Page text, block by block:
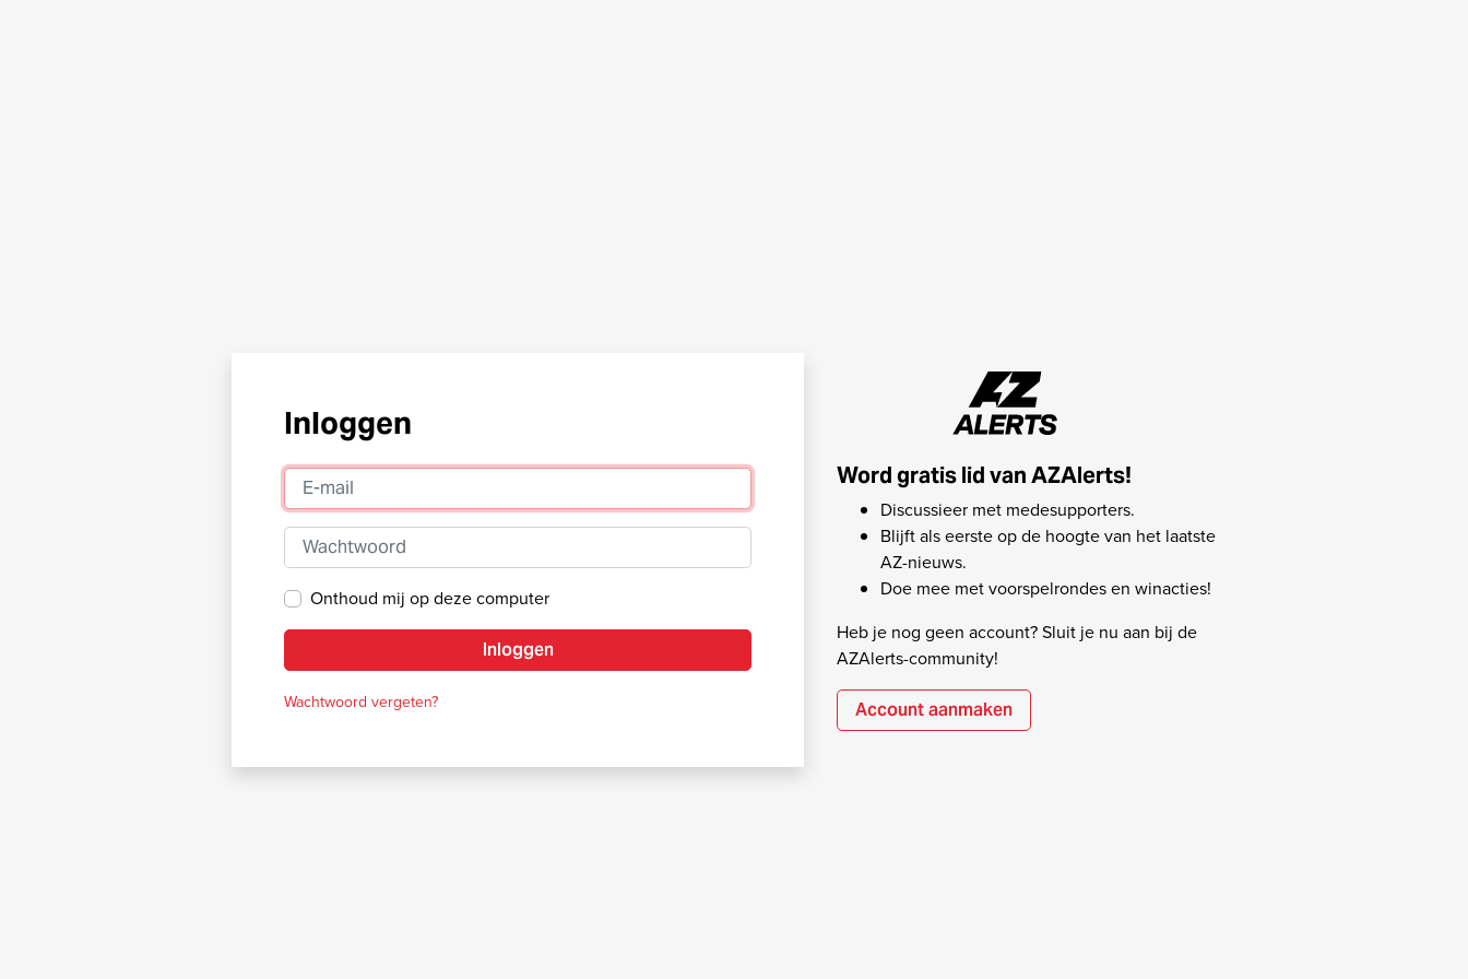
Inloggen
E-mail
Wachtwoord
Onthoud mij op deze computer
Inloggen
Wachtwoord vergeten?
Word gratis lid van AZAlerts!
Discussieer met medesupporters.
Blijft als eerste op de hoogte van het laatste
AZ-nieuws.
Doe mee met voorspelrondes en winacties!
Heb je nog geen account? Sluit je nu aan bij de
AZAlerts-community!
Account aanmaken